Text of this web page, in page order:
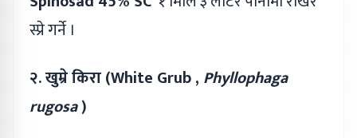
स्प्रे गर्ने ।
२. खुम्रे किरा (White Grub , Phyllophaga
rugosa)